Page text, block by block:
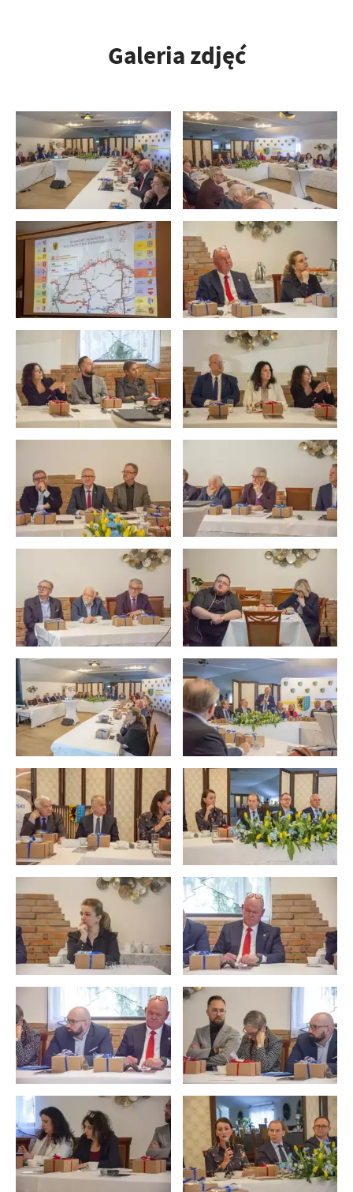
Galeria zdjęć